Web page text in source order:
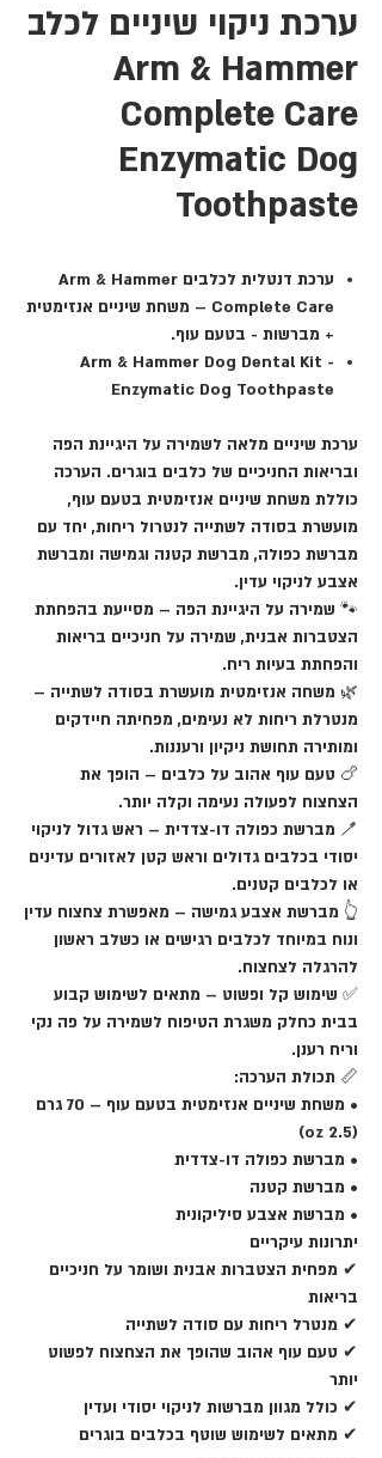
ערכת ניקוי שיניים לכלב
Arm & Hammer
Complete Care
Enzymatic Dog
Toothpaste
ערכת דנטלית לכלבים Arm & Hammer
Complete Care – משחת שיניים אנזימטית
+ מברשות - בטעם עוף.
Arm & Hammer Dog Dental Kit -
Enzymatic Dog Toothpaste
ערכת שיניים מלאה לשמירה על היגיינת הפה
ובריאות החניכיים של כלבים בוגרים. הערכה
כוללת משחת שיניים אנזימטית בטעם עוף,
מועשרת בסודה לשתייה לנטרול ריחות, יחד עם
מברשת כפולה, מברשת קטנה וגמישה ומברשת
אצבע לניקוי עדין.
🐾 שמירה על היגיינת הפה – מסייעת בהפחתת
הצטברות אבנית, שמירה על חניכיים בריאות
והפחתת בעיות ריח.
🌿 משחה אנזימטית מועשרת בסודה לשתייה –
מנטרלת ריחות לא נעימים, מפחיתה חיידקים
ומותירה תחושת ניקיון ורעננות.
🍗 טעם עוף אהוב על כלבים – הופך את
הצחצוח לפעולה נעימה וקלה יותר.
🪥 מברשת כפולה דו-צדדית – ראש גדול לניקוי
יסודי בכלבים גדולים וראש קטן לאזורים עדינים
או לכלבים קטנים.
👆 מברשת אצבע גמישה – מאפשרת צחצוח עדין
ונוח במיוחד לכלבים רגישים או כשלב ראשון
להרגלה לצחצוח.
✅ שימוש קל ופשוט – מתאים לשימוש קבוע
בבית כחלק משגרת הטיפוח לשמירה על פה נקי
וריח רענן.
📏 תכולת הערכה:
• משחת שיניים אנזימטית בטעם עוף – 70 גרם
(2.5 oz)
• מברשת כפולה דו-צדדית
• מברשת קטנה
• מברשת אצבע סיליקונית
יתרונות עיקריים
✔ מפחית הצטברות אבנית ושומר על חניכיים
בריאות
✔ מנטרל ריחות עם סודה לשתייה
✔ טעם עוף אהוב שהופך את הצחצוח לפשוט
יותר
✔ כולל מגוון מברשות לניקוי יסודי ועדין
✔ מתאים לשימוש שוטף בכלבים בוגרים